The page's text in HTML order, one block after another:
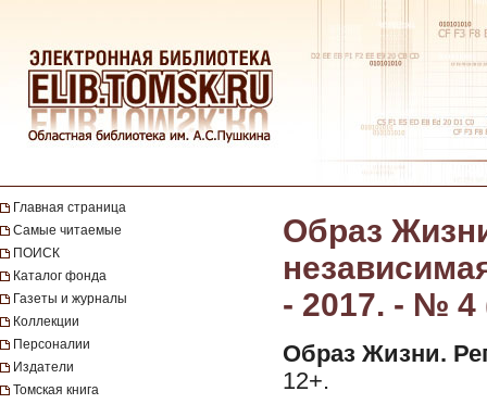
Главная страница
Самые читаемые
ПОИСК
Каталог фонда
Газеты и журналы
Коллекции
Персоналии
Издатели
Томская книга
Образ
- 2017. - № 4
Образ Жизни.
12+.